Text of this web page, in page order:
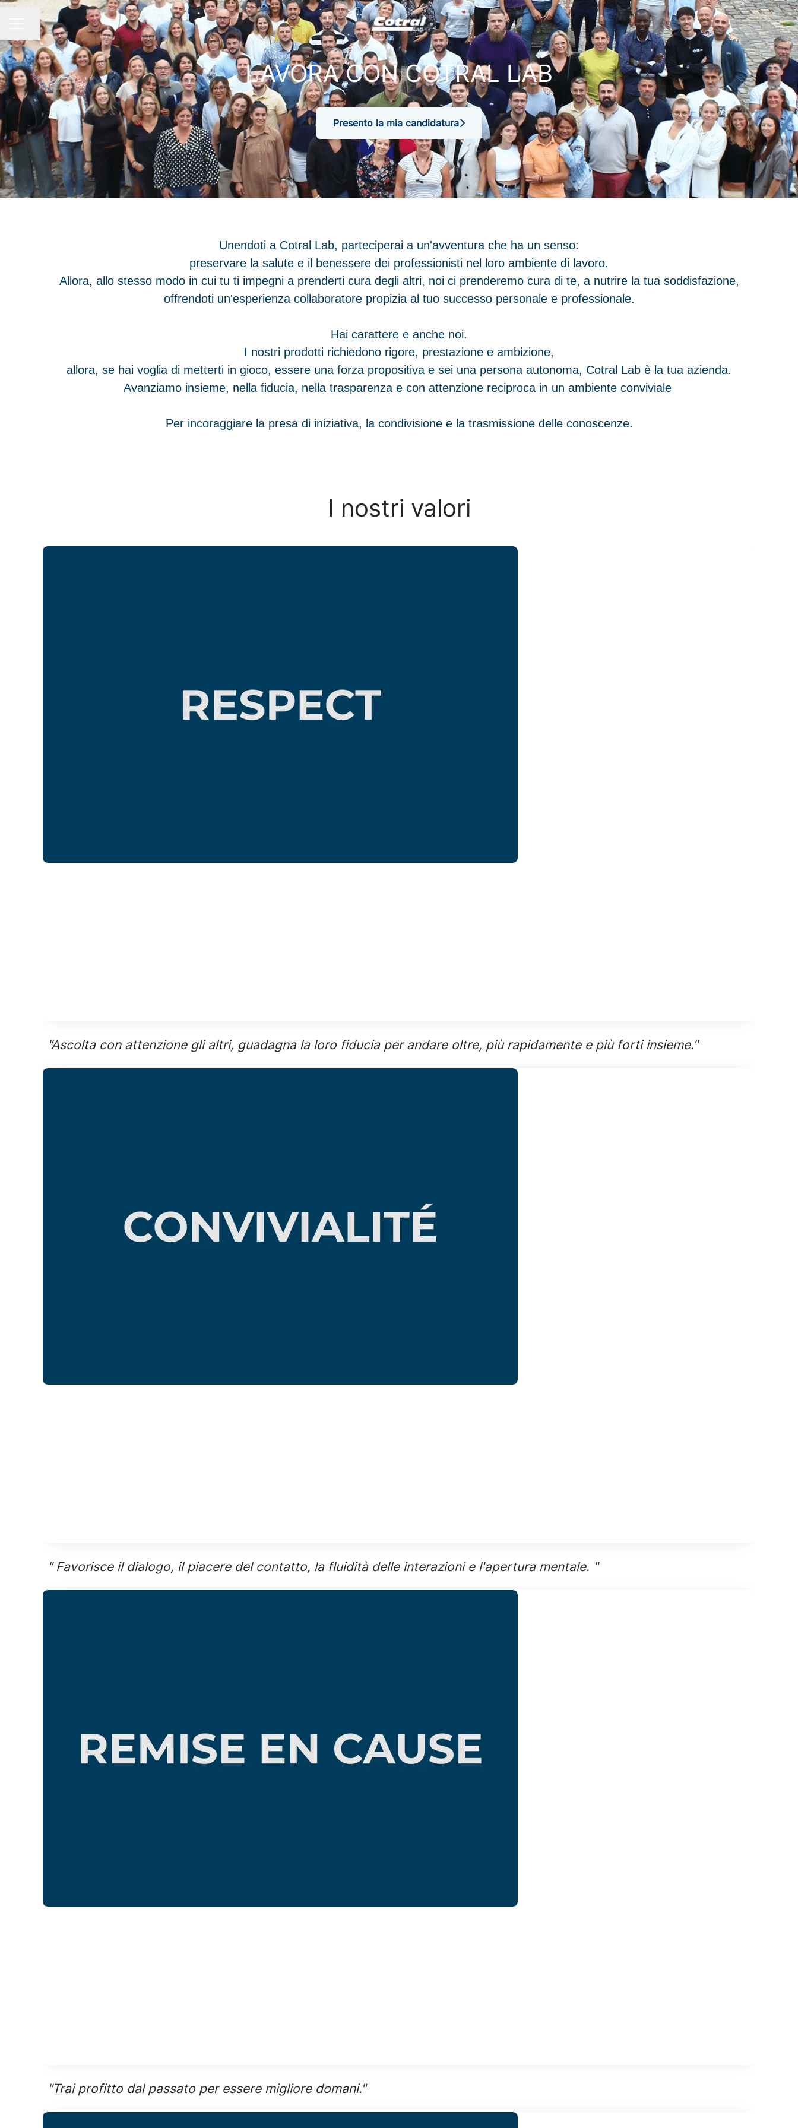
MENU CARRIERA
Condividi la pagina
LAVORA CON COTRAL LAB
Presento la mia candidatura
Unendoti a Cotral Lab, parteciperai a un'avventura che ha un senso:
preservare la salute e il benessere dei professionisti nel loro ambiente di lavoro.
Allora, allo stesso modo in cui tu ti impegni a prenderti cura degli altri, noi ci prenderemo cura di te, a nutrire la tua soddisfazione,
offrendoti un'esperienza collaboratore propizia al tuo successo personale e professionale.
Hai carattere e anche noi.
I nostri prodotti richiedono rigore, prestazione e ambizione,
allora, se hai voglia di metterti in gioco, essere una forza propositiva e sei una persona autonoma, Cotral Lab è la tua azienda.
Avanziamo insieme, nella fiducia, nella trasparenza e con attenzione reciproca in un ambiente conviviale
Per incoraggiare la presa di iniziativa, la condivisione e la trasmissione delle conoscenze.
I nostri valori
"Ascolta con attenzione gli altri, guadagna la loro fiducia per andare oltre, più rapidamente e più forti insieme."
" Favorisce il dialogo, il piacere del contatto, la fluidità delle interazioni e l'apertura mentale. "
"Trai profitto dal passato per essere migliore domani."